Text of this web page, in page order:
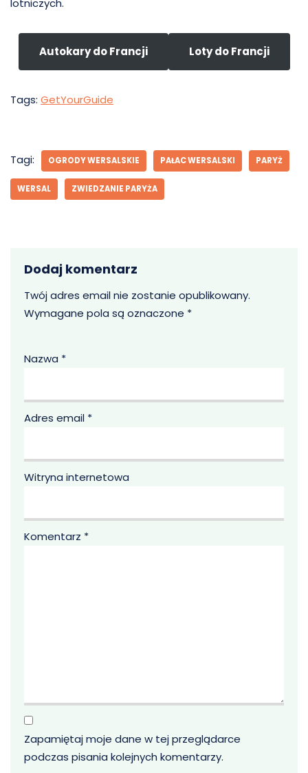
lotniczych.
Autokary do Francji Loty do Francji
Tags: GetYourGuide
Tagi: OGRODY WERSALSKIE PAŁAC WERSALSKI PARYŻ
WERSAL ZWIEDZANIE PARYŻA
Dodaj komentarz
Twój adres email nie zostanie opublikowany.
Wymagane pola są oznaczone *
Nazwa *
Adres email *
Witryna internetowa
Komentarz *
Zapamiętaj moje dane w tej przeglądarce
podczas pisania kolejnych komentarzy.